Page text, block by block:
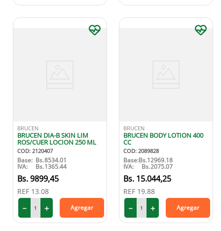
BRUCEN
BRUCEN DIA-B SKIN LIM
ROS/CUER LOCION 250 ML
COD: 2120407
Base: Bs.8534.01
IVA: Bs.1365.44
9899,45
REF 13.08
＋
－ Agregar
BRUCEN
BRUCEN BODY LOTION 400
CC
COD: 2089828
Base:Bs.12969.18
IVA: Bs.2075.07
15.044,25
REF 19.88
＋
－ Agregar